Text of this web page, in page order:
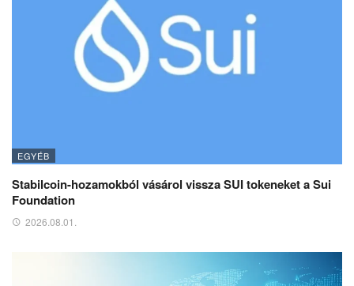
EGYÉB
Stabilcoin-hozamokból vásárol vissza SUI tokeneket a Sui
Foundation
2026.08.01.